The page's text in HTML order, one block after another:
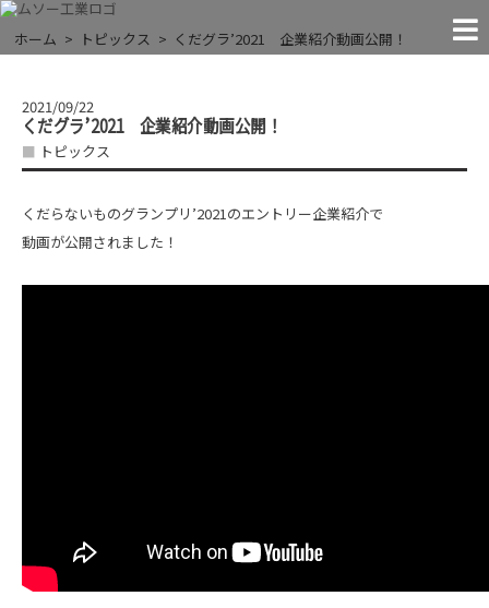
お知らせ
「●●すぎる」に挑戦する
試験治具
実験装置
設 備
会社案内
採 用
お問い合わせ
NEWS
ホーム トピックス くだグラ’2021 企業紹介動画公開！
2021/09/22
くだグラ’2021 企業紹介動画公開！
トピックス
くだらないものグランプリ’2021のエントリー企業紹介で
動画が公開されました！